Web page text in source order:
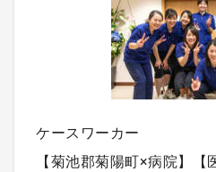
ケースワーカー
【菊池郡菊陽町×病院】【